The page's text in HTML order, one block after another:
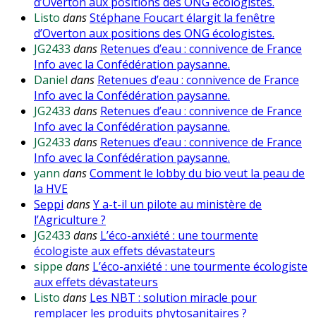
Listo dansStéphane Foucart élargit la fenêtre
d’Overton aux positions des ONG écologistes.
JG2433 dans Retenues d’eau : connivence de France
Info avec la Confédération paysanne.
Daniel dans Retenues d’eau : connivence de France
Info avec la Confédération paysanne.
JG2433 dans Retenues d’eau : connivence de France
Info avec la Confédération paysanne.
JG2433 dans Retenues d’eau : connivence de France
Info avec la Confédération paysanne.
yann dansComment le lobby du bio veut la peau de
la HVE
Seppi dansY a-t-il un pilote au ministère de
l’Agriculture ?
JG2433 dans L’éco-anxiété : une tourmente
écologiste aux effets dévastateurs
sippe dans L’éco-anxiété : une tourmente écologiste
aux effets dévastateurs
Listo dans Les NBT : solution miracle pour
remplacer les produits phytosanitaires ?